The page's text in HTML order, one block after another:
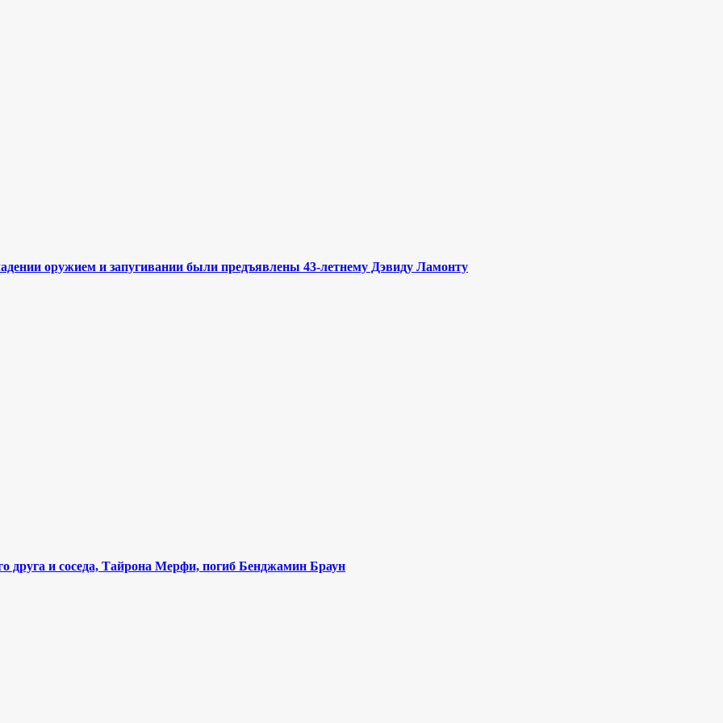
оружием и запугивании были предъявлены 43-летнему Дэвиду Ламонту
друга и соседа, Тайрона Мерфи, погиб Бенджамин Браун